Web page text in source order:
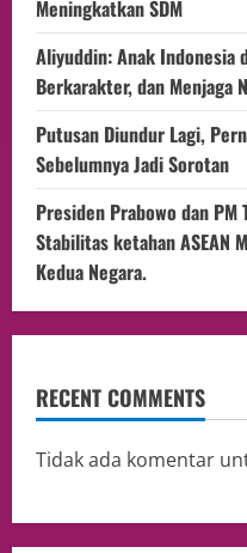
Meningkatkan SDM
Aliyuddin: Anak Indonesia
Berkarakter, dan Menjaga
Putusan Diundur Lagi,
Sebelumnya Jadi Sorotan
Presiden Prabowo dan
Stabilitas ketahan ASEAN
Kedua Negara.
RECENT COMMENTS
Tidak ada komentar